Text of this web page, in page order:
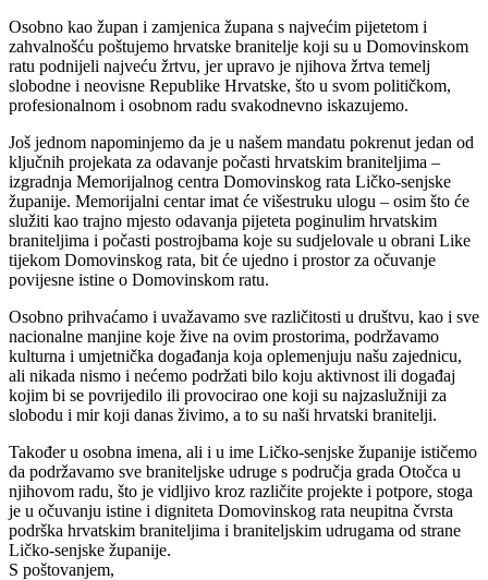
Osobno kao župan i zamjenica župana s najvećim pijetetom i
zahvalnošću poštujemo hrvatske branitelje koji su u Domovinskom
ratu podnijeli najveću žrtvu, jer upravo je njihova žrtva temelj
slobodne i neovisne Republike Hrvatske, što u svom političkom,
profesionalnom i osobnom radu svakodnevno iskazujemo.
Još jednom napominjemo da je u našem mandatu pokrenut jedan od
ključnih projekata za odavanje počasti hrvatskim braniteljima –
izgradnja Memorijalnog centra Domovinskog rata Ličko-senjske
županije. Memorijalni centar imat će višestruku ulogu – osim što će
služiti kao trajno mjesto odavanja pijeteta poginulim hrvatskim
braniteljima i počasti postrojbama koje su sudjelovale u obrani Like
tijekom Domovinskog rata, bit će ujedno i prostor za očuvanje
povijesne istine o Domovinskom ratu.
Osobno prihvaćamo i uvažavamo sve različitosti u društvu, kao i sve
nacionalne manjine koje žive na ovim prostorima, podržavamo
kulturna i umjetnička događanja koja oplemenjuju našu zajednicu,
ali nikada nismo i nećemo podržati bilo koju aktivnost ili događaj
kojim bi se povrijedilo ili provocirao one koji su najzaslužniji za
slobodu i mir koji danas živimo, a to su naši hrvatski branitelji.
Također u osobna imena, ali i u ime Ličko-senjske županije ističemo
da podržavamo sve braniteljske udruge s područja grada Otočca u
njihovom radu, što je vidljivo kroz različite projekte i potpore, stoga
je u očuvanju istine i digniteta Domovinskog rata neupitna čvrsta
podrška hrvatskim braniteljima i braniteljskim udrugama od strane
Ličko-senjske županije.
S poštovanjem,